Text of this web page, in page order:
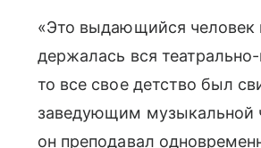
«Это выдающийся человек
держалась вся
то все свое детство был
заведующим музыкальной
он преподавал